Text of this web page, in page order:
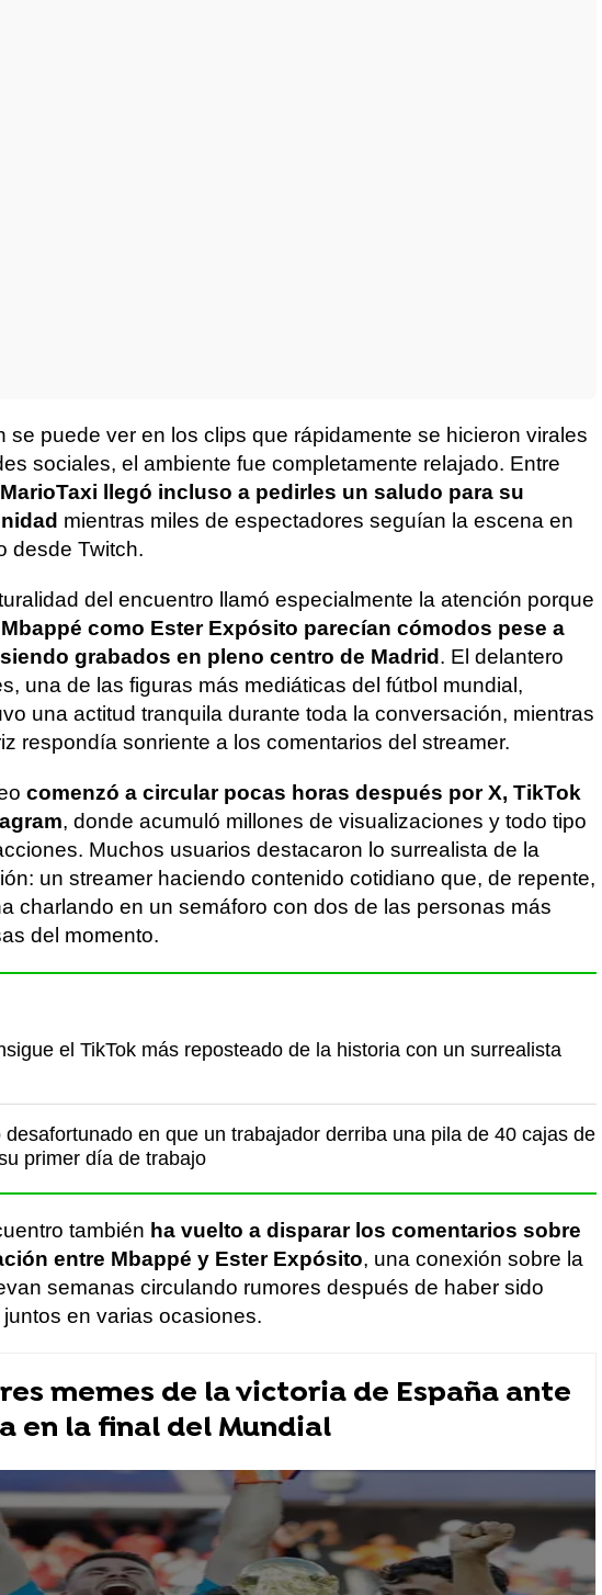
se puede ver en los clips que rápidamente se hicieron virales
sociales, el ambiente fue completamente relajado. Entre
MarioTaxi llegó incluso a pedirles un saludo para su
mientras miles de espectadores seguían la escena en
desde Twitch.
del encuentro llamó especialmente la atención porque
como Ester Expósito parecían cómodos pese a
grabados en pleno centro de Madrid . El delantero
una de las figuras más mediáticas del fútbol mundial,
una actitud tranquila durante toda la conversación, mientras
respondía sonriente a los comentarios del streamer.
comenzó a circular pocas horas después por X, TikTok
, donde acumuló millones de visualizaciones y todo tipo
Muchos usuarios destacaron lo surrealista de la
un streamer haciendo contenido cotidiano que, de repente,
charlando en un semáforo con dos de las personas más
del momento.
el TikTok más reposteado de la historia con un surrealista
desafortunado en que un trabajador derriba una pila de 40 cajas de
primer día de trabajo
también ha vuelto a disparar los comentarios sobre
entre Mbappé y Ester Expósito, una conexión sobre la
semanas circulando rumores después de haber sido
en varias ocasiones.
memes de la victoria de España ante
en la final del Mundial